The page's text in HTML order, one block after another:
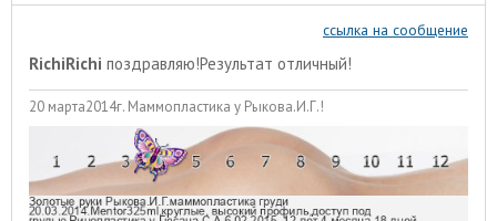
ссылка на сообщение
RichiRichi поздравляю!Результат отличный!
20 марта2014г. Маммопластика у Рыкова.И.Г.!